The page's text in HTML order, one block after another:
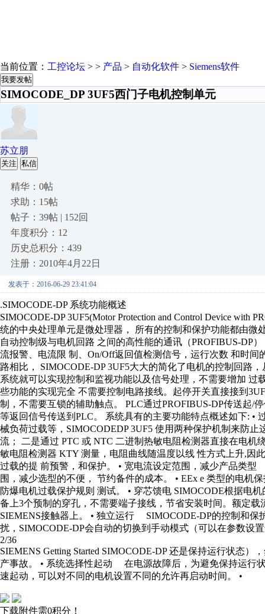
当前位置： 工控论坛 > > 产品 > 自动化软件 > Siemens软件
我要发帖
SIMOCODE_DP 3UF5西门子电机控制单元
苏立朋
关注 私信
精华：0帖
求助：15帖
帖子：39帖 | 152回
年度积分：12
历史总积分：439
注册：2010年4月22日
发表于：2016-06-29 23:41:04
.SIMOCODE-DP 系统功能概述
SIMOCODE-DP 3UF5(Motor Protection and Control Device with
统的中央处理单元是微处理器， 所有的控制和保护功能都由
自动控制级与电机回路 之间的高性能的通讯（PROFIBUS-DP
流报警、电流限 制、On/Off返回值检测信号，运行次数 和
路相比， SIMOCODE-DP 3UF5大大的简化了电机的控制回路
系统就可以实现控制和监视功能以及信号处理，不需要增加
些功能的实现完全 不需要控制电路接线。起停开关直接接到
制，不需要互锁的辅助触点。 PLC通过PROFIBUS-DP传送起/
等返回信号传送到PLC。 系统具有的主要功能特点概述如下:
械负荷过载等，SIMOCODEDP 3UF5 使用两种保护机制来防
流； 二是通过 PTC 或 NTC 二进制热敏电阻检测器直接在电机
敏电阻检测器 KTY 测量，电阻曲线随温度以线 性方式上升,因
过载的提 前预警，和保护。 • 宽电流设定范围，减少产品类
围，减少选型的不便， 节约备件的成本。 • EEx e 类型的电机
防爆电机过载保护规则 测试。 • 穿芯馈电 SIMOCODE根据电
备上3个预制的穿孔，不需要端子接线，节省安装时间。额定
SIEMENS接触器上。 • 独立运行 SIMOCODE-DP的控制和
扰，SIMOCODE-DP会自动的切换到手动模式（可以在参数设
2/36
SIEMENS Getting Started SIMOCODE-DP 还是保持运行状态
产事故。 • 系统选择性起动 在电源故障后，为避免保持运行
速起动，可以对不同的电机设置不同的允许再启动时间。 •
下载附件需0积分！